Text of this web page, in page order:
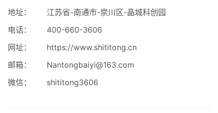
地址：
江苏省-南通市-崇川区-晶城科创园
电话：
400-660-3606
网址：
https://www.shititong.cn
邮箱：
Nantongbaiyi@163.com
微信：
shititong3606